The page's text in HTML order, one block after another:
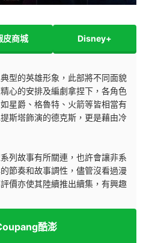
皮商城 Disney+
型的英雄形象，此部將不同面貌
心的安排及編劇拿捏下，各角色
星爵、格魯特、火箭等皆相當有
斯塔飾演的德克斯，更是藉由冷
列故事有所關連，也許會讓非系
節奏和故事調性，儘管沒看過漫
價亦使其陸續推出續集，有興趣
酷澎